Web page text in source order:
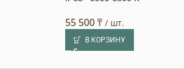
55 500₸/ шт.
В КОРЗИНУ